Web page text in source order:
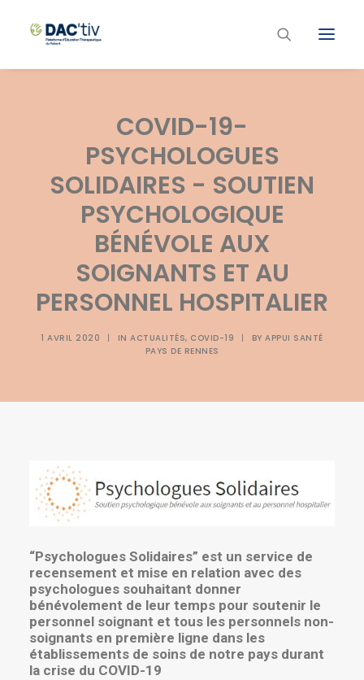
Plateforme ETP
Liste des programmes et actions
Les formations ETP
Contacts
COVID-19-
PSYCHOLOGUES
SOLIDAIRES - SOUTIEN
PSYCHOLOGIQUE
BÉNÉVOLE AUX
SOIGNANTS ET AU
PERSONNEL HOSPITALIER
1 AVRIL 2020 | INACTUALITÉS, COVID-19 | BYAPPUI SANTÉ
PAYS DE RENNES
“Psychologues Solidaires” est un service de
recensement et mise en relation avec des
psychologues souhaitant donner
bénévolement de leur temps pour soutenir le
personnel soignant et tous les personnels non-
soignants en première ligne dans les
établissements de soins de notre pays durant
la crise du COVID-19